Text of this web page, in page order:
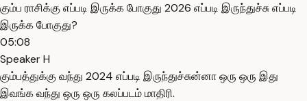
கும்ப ராசிக்கு எப்படி இருக்க போகுது 2026 எப்படி இருந்துச்சு எப்படி
இருக்க போகுது?
05:08
Speaker H
கும்பத்துக்கு வந்து 2024 எப்படி இருந்துச்சுன்னா ஒரு ஒரு இது
இவங்க வந்து ஒரு ஒரு கலப்படம் மாதிரி.